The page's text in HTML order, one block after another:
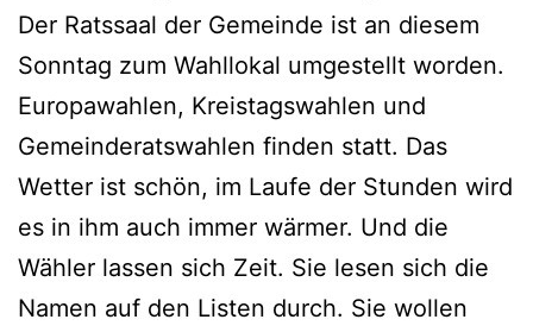
Der Ratssaal der Gemeinde ist an diesem
Sonntag zum Wahllokal umgestellt worden.
Europawahlen, Kreistagswahlen und
Gemeinderatswahlen finden statt. Das
Wetter ist schön, im Laufe der Stunden wird
es in ihm auch immer wärmer. Und die
Wähler lassen sich Zeit. Sie lesen sich die
Namen auf den Listen durch. Sie wollen